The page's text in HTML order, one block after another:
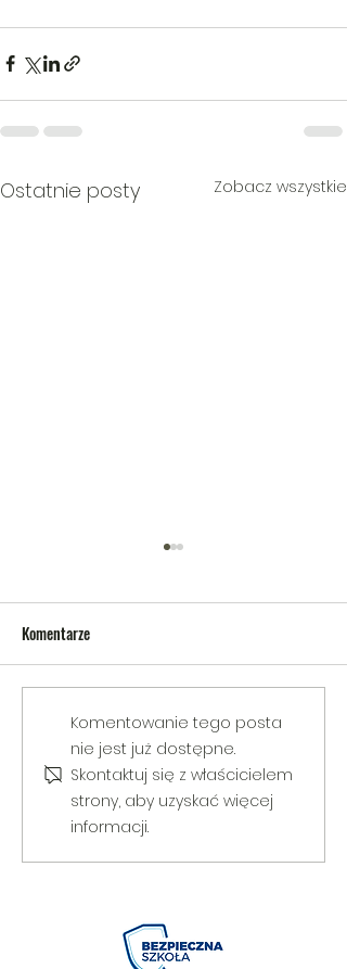
Ostatnie posty Zobacz wszystkie
V Gminny Turniej Szachowy o
Puchar Burmistrza Bełżyc
Komentarze
Komentowanie tego posta
nie jest już dostępne.
Skontaktuj się z właścicielem
strony, aby uzyskać więcej
informacji.